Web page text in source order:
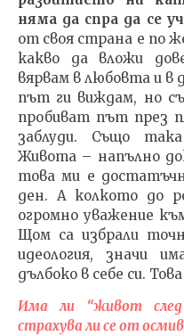
няма да спра да се
от своя страна е по
какво да вложи
вярвам в любовта и в
път ги виждам, но
пробиват път през
заблуди. Също
Живота – напълно
това ми е
ден. А колкото до
огромно уважение
Щом са избрали
идеология, значи
дълбоко в себе си.
Има ли “живот
страхува ли се от